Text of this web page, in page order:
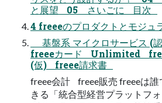
と展望 05 さいごに 目次
4 freeeのプロダクトとモジュ
基盤系 マイクロサービス (
freeeカード Unlimited
(仮) freee請求書
freee会計 freee販売 freeeは誰
きる「統合型経営プラットフ